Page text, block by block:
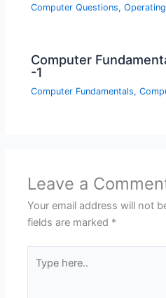
Computer Questions,
Computer
-1
Computer Fundamentals,
Leave a
Your email address will not
fields are marked *
here..